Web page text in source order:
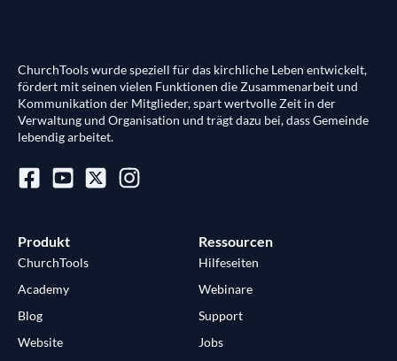
ChurchTools wurde speziell für das kirchliche Leben entwickelt,
fördert mit seinen vielen Funktionen die Zusammenarbeit und
Kommunikation der Mitglieder, spart wertvolle Zeit in der
Verwaltung und Organisation und trägt dazu bei, dass Gemeinde
lebendig arbeitet.
Produkt
ChurchTools
Academy
Blog
Website
Ressourcen
Hilfeseiten
Webinare
Support
Jobs